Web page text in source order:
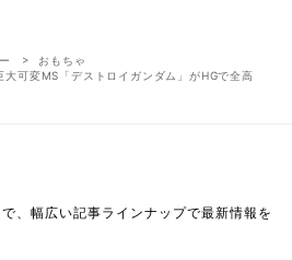
おもちゃ
大可変MS「デストロイガンダム」がHGで全高
、幅広い記事ラインナップで最新情報を